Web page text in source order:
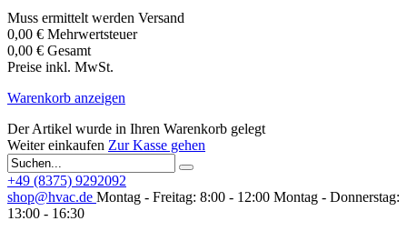
Muss ermittelt werden Versand
0,00 € Mehrwertsteuer
0,00 € Gesamt
Preise inkl. MwSt.
Warenkorb anzeigen
Der Artikel wurde in Ihren Warenkorb gelegt
Weiter einkaufen Zur Kasse gehen
+49 (8375) 9292092
shop@hvac.de Montag - Freitag: 8:00 - 12:00 Montag - Donnerstag:
13:00 - 16:30